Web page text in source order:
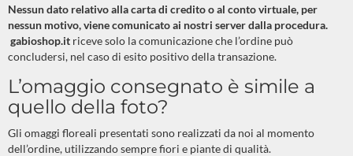
Nessun dato relativo alla carta di credito o al conto virtuale, per
nessun motivo, viene comunicato ai nostri server dalla procedura.
gabioshop.it riceve solo la comunicazione che l’ordine può
concludersi, nel caso di esito positivo della transazione.
L’omaggio consegnato è simile a
quello della foto?
Gli omaggi floreali presentati sono realizzati da noi al momento
dell’ordine, utilizzando sempre fiori e piante di qualità.